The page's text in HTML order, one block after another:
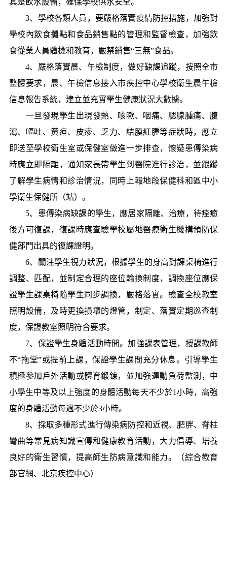
3、學校各類人員，要嚴格落實疫情防控措施，加強對
學校內飲食攤點和食品銷售點的管理和監督檢查，加強飲
食從業人員體檢和教育，嚴禁銷售“三無”食品。
4、嚴格落實晨、午檢制度，做好缺課追蹤，按照全市
整體要求，晨、午檢信息接入市疾控中心學校衛生晨午檢
信息報告系統，建立並充實學生健康狀況大數據。
一旦發現學生出現發熱、咳嗽、咽痛、腮腺腫痛、腹
瀉、嘔吐、黃疸、皮疹、乏力、結膜紅腫等症狀時，應立
即送至學校衛生室或保健室做進一步排查，懷疑患傳染病
時應立即隔離，通知家長帶學生到醫院進行診治，並跟蹤
了解學生病情和診治情況，同時上報地段保健科和區中小
學衛生保健所（站）。
5、患傳染病缺課的學生，應居家隔離、治療，待痊癒
後方可復課，復課時應查驗學校屬地醫療衛生機構預防保
健部門出具的復課證明。
6、關注學生視力狀況，根據學生的身高對課桌椅進行
調整、匹配，並制定合理的座位輪換制度，調換座位應保
證學生課桌椅隨學生同步調換，嚴格落實。檢查全校教室
照明設備，及時更換損壞的燈管，制定、落實定期巡查制
度，保證教室照明符合要求。
7、保證學生身體活動時間。加強課表管理，授課教師
不“拖堂”或提前上課，保證學生課間充分休息。引導學生
積極參加戶外活動或體育鍛鍊，並加強運動負荷監測，中
小學生中等及以上強度的身體活動每天不少於1小時，高強
度的身體活動每週不少於3小時。
8、採取多種形式進行傳染病防控和近視、肥胖、脊柱
彎曲等常見病知識宣傳和健康教育活動，大力倡導、培養
良好的衛生習慣，提高師生防病意識和能力。（綜合教育
部官網、北京疾控中心）